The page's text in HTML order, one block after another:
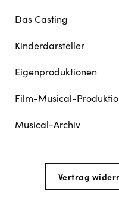
Das Casting
Kinderdarsteller
Eigenproduktionen
Film-Musical-
Musical-Archiv
Vertrag